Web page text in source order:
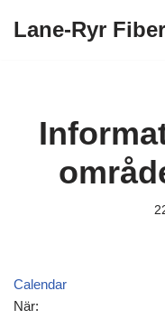
Lane-Ryr Fiber
Calendar
När: